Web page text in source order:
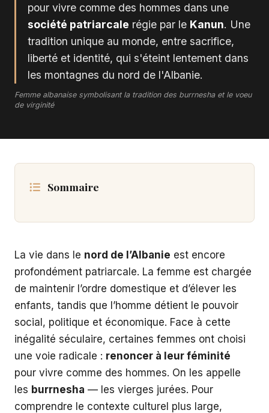
pour vivre comme des hommes dans une
société patriarcale régie par le Kanun. Une
tradition unique au monde, entre sacrifice,
liberté et identité, qui s'éteint lentement dans
les montagnes du nord de l'Albanie.
Femme albanaise symbolisant la tradition des burrnesha et le voeu
de virginité
Sommaire
La vie dans le nord de l’Albanie est encore
profondément patriarcale. La femme est chargée
de maintenir l’ordre domestique et d’élever les
enfants, tandis que l’homme détient le pouvoir
social, politique et économique. Face à cette
inégalité séculaire, certaines femmes ont choisi
une voie radicale : renoncer à leur féminité
pour vivre comme des hommes. On les appelle
les burrnesha — les vierges jurées. Pour
comprendre le contexte culturel plus large,